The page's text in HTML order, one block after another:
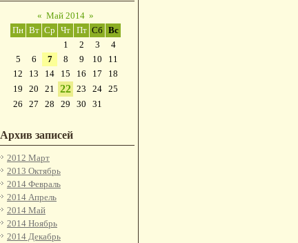
« Май 2014 »
Пн Вт Ср Чт Пт Сб Вс
1
2 3
4
5
6 7 8 9 10
11
12
13 14 15 16 17
18
19
20 21 22 23 24 25
26
27 28 29 30 31
Архив записей
2012 Март
2013 Октябрь
2014 Февраль
2014 Апрель
2014 Май
2014 Ноябрь
2014 Декабрь